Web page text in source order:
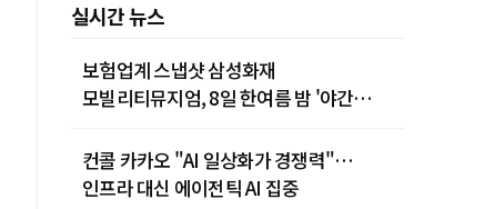
실시간 뉴스
보험업계 스냅샷 삼성화재
모빌리티뮤지엄, 8일 한여름 밤 '야간
컨콜 카카오 "AI 일상화가 경쟁력"…
인프라 대신 에이전틱 AI 집중